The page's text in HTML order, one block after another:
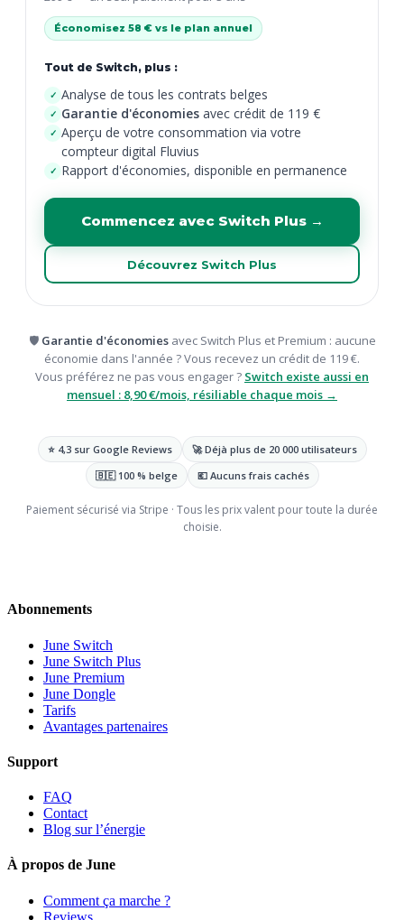
Économisez 58 € vs le plan annuel
Tout de Switch, plus :
✓ Analyse de tous les contrats belges
✓ Garantie d'économies avec crédit de 119 €
✓ Aperçu de votre consommation via votre
compteur digital Fluvius
✓ Rapport d'économies, disponible en permanence
Commencez avec Switch Plus →
Découvrez Switch Plus
🛡️ Garantie d'économiesavec Switch Plus et Premium : aucune
économie dans l'année ? Vous recevez un crédit de 119 €.
Vous préférez ne pas vous engager ? Switch existe aussi en
mensuel : 8,90 €/mois, résiliable chaque mois →
⭐ 4,3 sur Google Reviews
🚀 Déjà plus de 20 000 utilisateurs
🇧🇪 100 % belge
💶 Aucuns frais cachés
Paiement sécurisé via Stripe · Tous les prix valent pour toute la durée
choisie.
Abonnements
June Switch
June Switch Plus
June Premium
June Dongle
Tarifs
Avantages partenaires
Support
FAQ
Contact
Blog sur l’énergie
À propos de June
Comment ça marche ?
Reviews